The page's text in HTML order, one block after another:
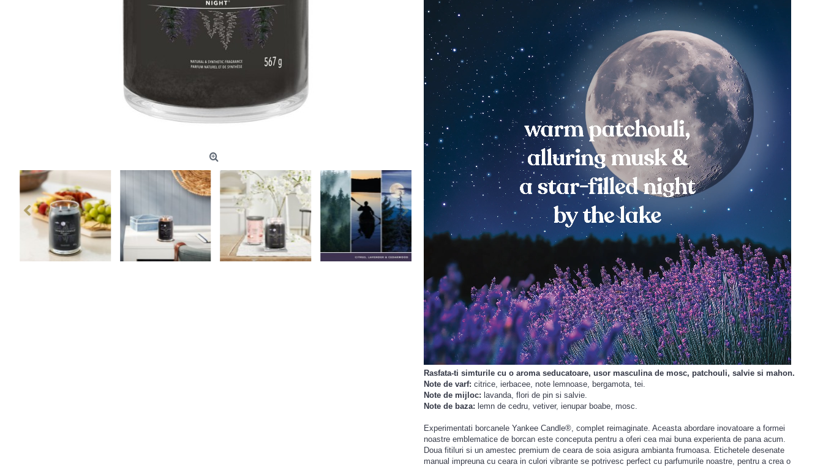
Rasfata-ti simturile cu o aroma seducatoare, usor masculina de mosc, patchouli, salvie si mahon.
Note de varf: citrice, ierbacee, note lemnoase, bergamota, tei.
Note de mijloc: lavanda, flori de pin si salvie.
Note de baza: lemn de cedru, vetiver, ienupar boabe, mosc.
Experimentati borcanele Yankee Candle®, complet reimaginate. Aceasta abordare inovatoare a formei
noastre emblematice de borcan este conceputa pentru a oferi cea mai buna experienta de pana acum.
Doua fitiluri si un amestec premium de ceara de soia asigura ambianta frumoasa. Etichetele desenate
manual impreuna cu ceara in culori vibrante se potrivesc perfect cu parfumurile noastre, pentru a crea o